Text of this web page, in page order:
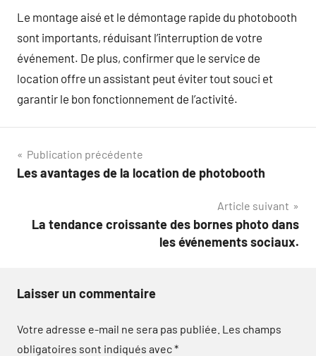
Le montage aisé et le démontage rapide du photobooth
sont importants, réduisant l’interruption de votre
événement. De plus, confirmer que le service de
location offre un assistant peut éviter tout souci et
garantir le bon fonctionnement de l’activité.
Navigation
de
Publication précédente
Les avantages de la location de photobooth
Article suivant
La tendance croissante des bornes photo dans
les événements sociaux.
Laisser un commentaire
Votre adresse e-mail ne sera pas publiée. Les champs
obligatoires sont indiqués avec*